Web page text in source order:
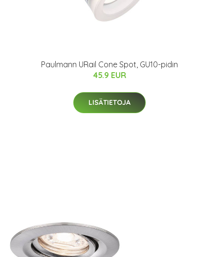
Paulmann URail Cone Spot, GU10-pidin
45.9 EUR
LISÄTIETOJA